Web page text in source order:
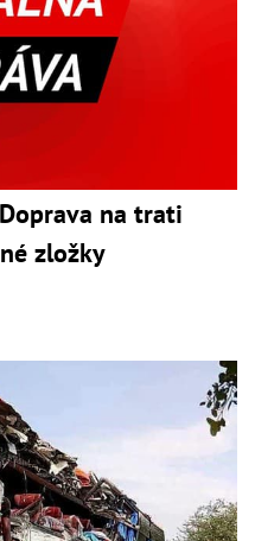
na trati
zložky